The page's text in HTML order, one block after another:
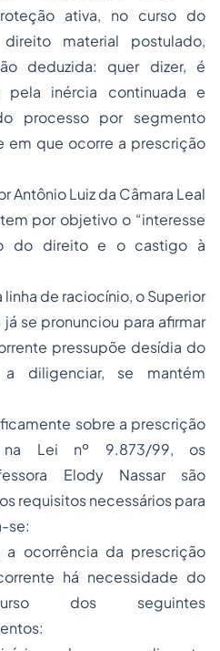
ativa, no curso do
material postulado,
deduzida: quer dizer, é
inércia continuada e
processo por segmento
em que ocorre a prescrição
Antônio Luiz da Câmara Leal
por objetivo o “interesse
do direito e o castigo à
linha de raciocínio, o Superior
já se pronunciou para afirmar
pressupõe desídia do
diligenciar, se mantém
sobre a prescrição
na Lei nº 9.873/99, os
Elody Nassar são
requisitos necessários para
se:
a ocorrência da prescrição
há necessidade do
dos seguintes